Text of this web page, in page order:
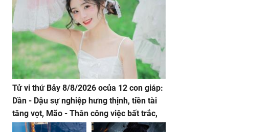
Tử vi thứ Bảy 8/8/2026 ocủa 12 con giáp:
Dần - Dậu sự nghiệp hưng thịnh, tiền tài
tăng vọt, Mão - Thân công việc bất trắc,
tiền mất tật mang